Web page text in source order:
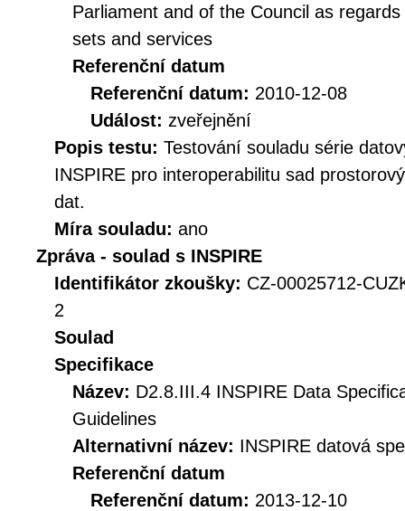
Parliament and of the Council as
sets and services
Referenční datum
Referenční datum: 2010-12-08
Událost: zveřejnění
Popis testu: Testování souladu série
INSPIRE pro interoperabilitu sad
dat.
Míra souladu: ano
Zpráva - soulad s INSPIRE
Identifikátor zkoušky: CZ-00025712-
2
Soulad
Specifikace
Název: D2.8.III.4 INSPIRE Data
Guidelines
Alternativní název: INSPIRE datová
Referenční datum
Referenční datum: 2013-12-10